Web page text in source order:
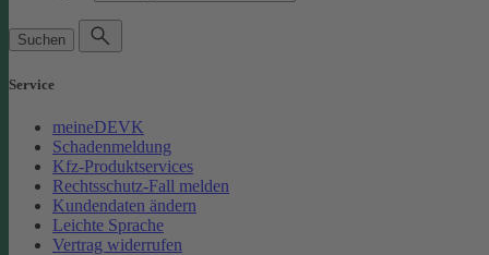
Suchen
Service
meineDEVK
Schadenmeldung
Kfz-Produktservices
Rechtsschutz-Fall melden
Kundendaten ändern
Leichte Sprache
Vertrag widerrufen